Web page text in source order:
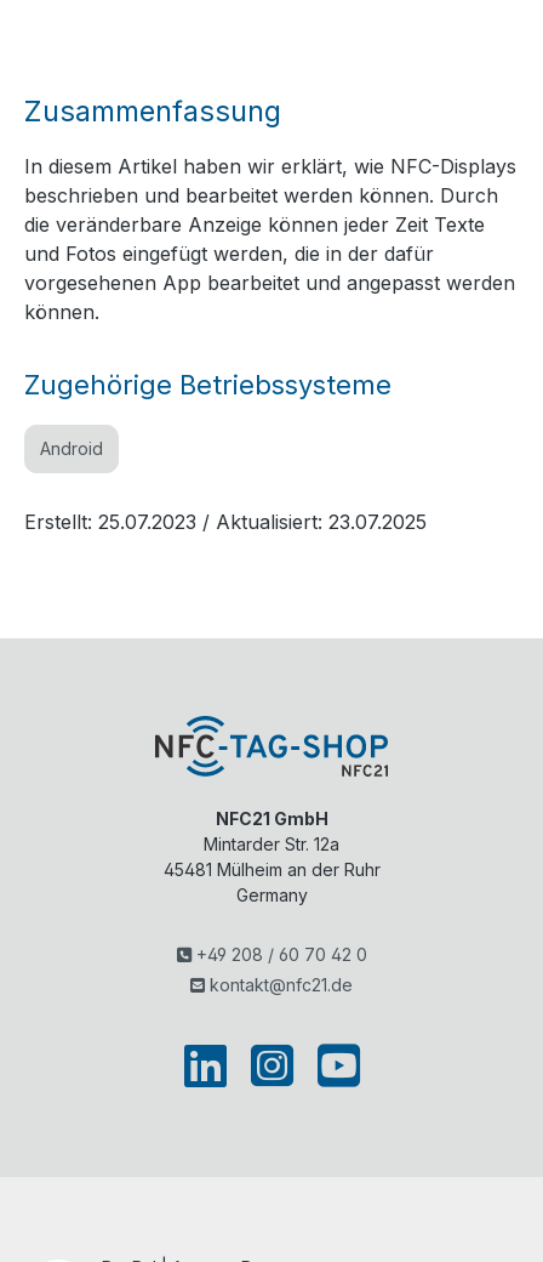
Zusammenfassung
In diesem Artikel haben wir erklärt, wie NFC-Displays
beschrieben und bearbeitet werden können. Durch
die veränderbare Anzeige können jeder Zeit Texte
und Fotos eingefügt werden, die in der dafür
vorgesehenen App bearbeitet und angepasst werden
können.
Zugehörige Betriebssysteme
Android
Erstellt: 25.07.2023 / Aktualisiert: 23.07.2025
NFC21 GmbH
Mintarder Str. 12a
45481 Mülheim an der Ruhr
Germany
+49 208 / 60 70 42 0
kontakt@nfc21.de